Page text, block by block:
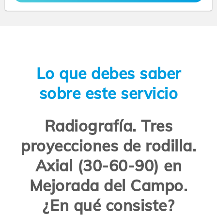
Lo que debes saber
sobre este servicio
Radiografía. Tres
proyecciones de rodilla.
Axial (30-60-90) en
Mejorada del Campo.
¿En qué consiste?